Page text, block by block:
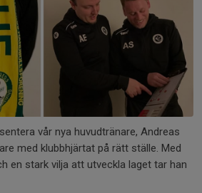
vår nya huvudtränare, Andreas
med klubbhjärtat på rätt ställe. Med
en stark vilja att utveckla laget tar han